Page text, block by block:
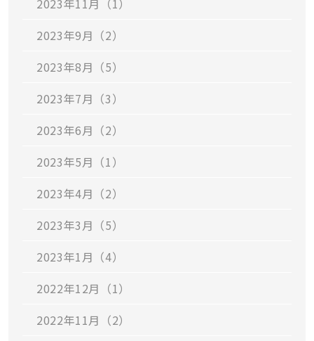
2023年11月（1）
2023年9月（2）
2023年8月（5）
2023年7月（3）
2023年6月（2）
2023年5月（1）
2023年4月（2）
2023年3月（5）
2023年1月（4）
2022年12月（1）
2022年11月（2）